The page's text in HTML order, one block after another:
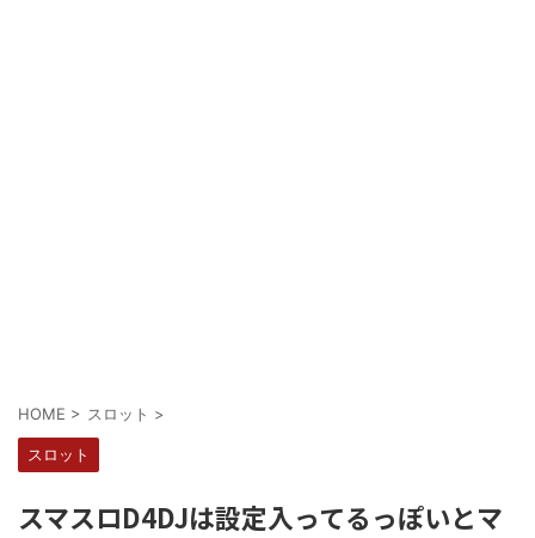
HOME > スロット >
スロット
スマスロD4DJは設定入ってるっぽいとマ